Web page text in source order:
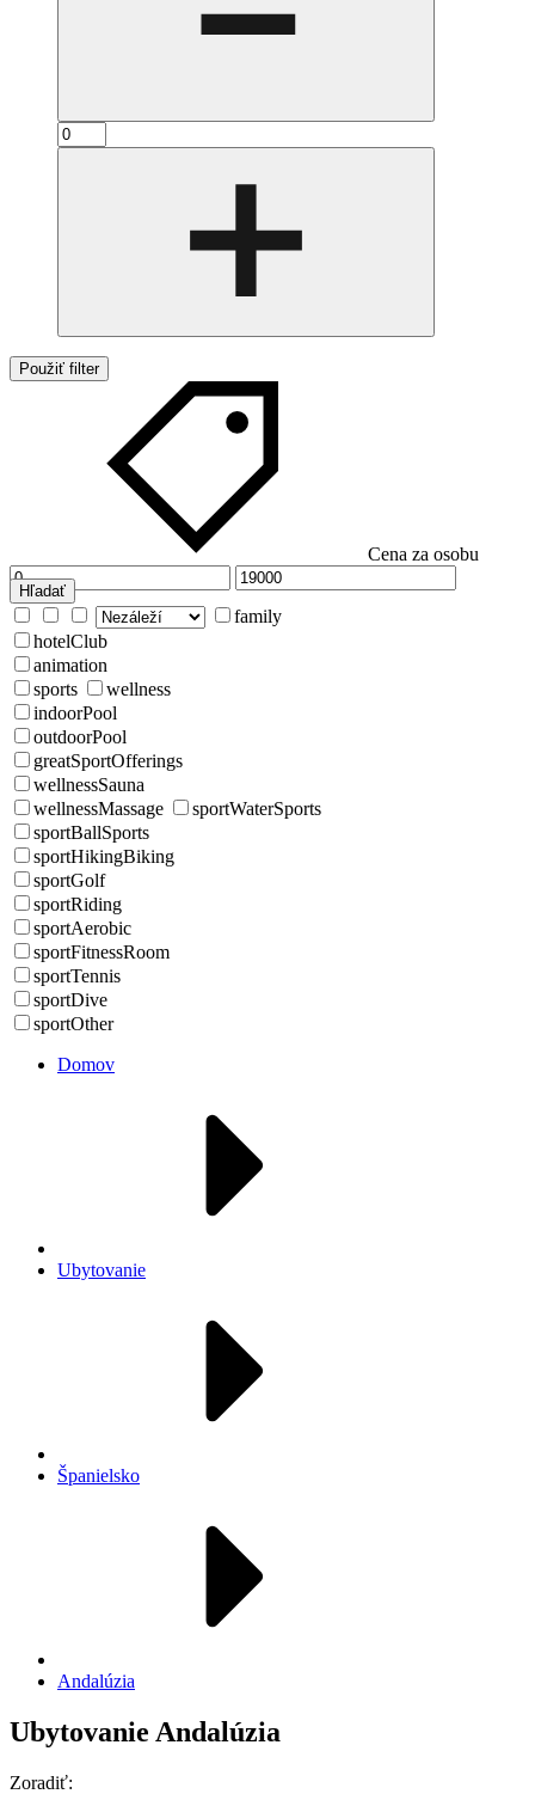
Použiť filter
Cena za osobu
Hľadať
family
hotelClub
animation
sports
wellness
indoorPool
outdoorPool
greatSportOfferings
wellnessSauna
wellnessMassage
sportWaterSports
sportBallSports
sportHikingBiking
sportGolf
sportRiding
sportAerobic
sportFitnessRoom
sportTennis
sportDive
sportOther
Domov
Ubytovanie
Španielsko
Andalúzia
Ubytovanie Andalúzia
Zoradiť: